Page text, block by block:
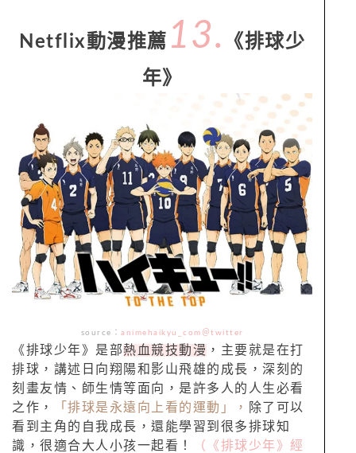
Netflix動漫推薦 13.
《排球少
年》
source： animehaikyu_com＠twitter
《排球少年》是部熱血競技動漫 ，主要就是在打
排球，講述日向翔陽和影山飛雄的成長，深刻的
刻畫友情、師生情等面向，是許多人的人生必看
之作，
「排球是永遠向上看的運動」，
除了可以
看到主角的自我成長，還能學習到很多排球知
識，很適合大人小孩一起看！
（《排球少年》經